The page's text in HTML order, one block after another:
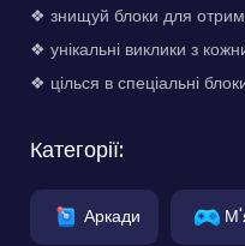
❖ знищуй блоки для
❖ унікальні виклики з
❖ цілься в спеціальні
Категорії:
Аркади